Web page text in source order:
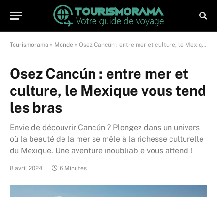
Tourismorama » Monde » Osez Cancún : entre mer et culture, le Mexique vous tend les bras
Osez Cancún : entre mer et
culture, le Mexique vous tend
les bras
Envie de découvrir Cancún ? Plongez dans un univers
où la beauté de la mer se mêle à la richesse culturelle
du Mexique. Une aventure inoubliable vous attend !
8 avril 2024 6 Minutes